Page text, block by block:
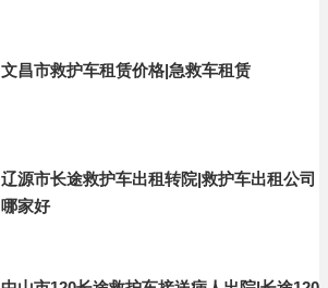
文昌市救护车租赁价格|急救车租赁
辽源市长途救护车出租转院|救护车出租公司
哪家好